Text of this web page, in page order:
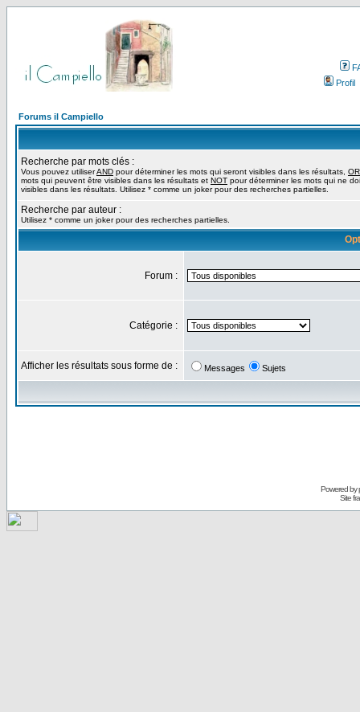
Profil
Forums il Campiello
Recherche par mots clés :
Vous pouvez utiliserAND pour déterminer les mots qui seront visibles dans les résultats, OR
mots qui peuvent être visibles dans les résultats et NOT pour déterminer les mots qui ne
visibles dans les résultats. Utilisez * comme un joker pour des recherches partielles.
Recherche par auteur :
Utilisez * comme un joker pour des recherches partielles.
Forum :
Catégorie :
Afficher les résultats sous forme de : Messages Sujets
Powered by
Site